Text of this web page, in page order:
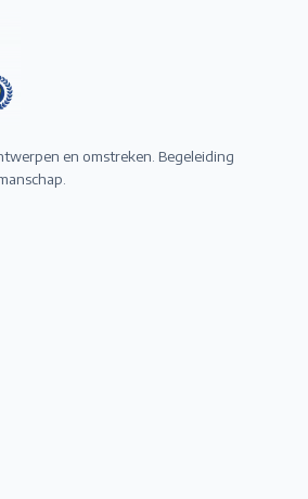
en omstreken. Begeleiding